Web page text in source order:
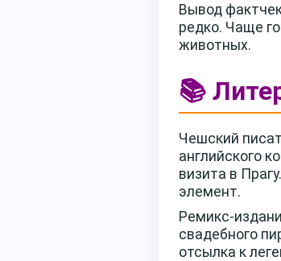
Вывод
редко. Чаще
животных.
📚
Чешский
английского
визита в
элемент.
Ремикс-
свадебного
отсылка к